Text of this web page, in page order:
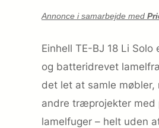
Annonce i samarbejde med
Einhell TE-BJ 18 Li Solo
og batteridrevet
det let at samle møbler,
andre træprojekter
lamelfuger – helt uden